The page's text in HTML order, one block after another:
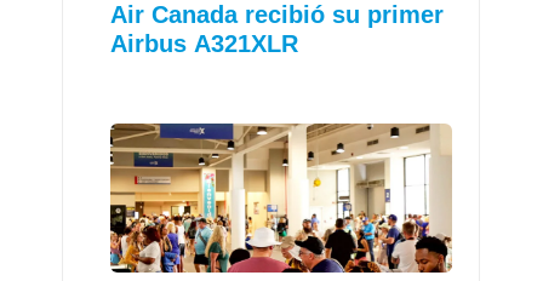
Air Canada recibió su primer
Airbus A321XLR